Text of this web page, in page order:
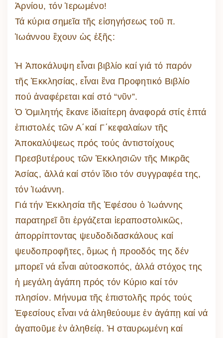
Ἀρνίου, τόν Ἱερωμένο!
Τά κύρια σημεῖα τῆς εἰσηγήσεως τοῦ π.
Ἰωάννου ἒχουν ὡς ἑξῆς:
Ἡ Ἀποκάλυψη εἶναι βιβλίο καί γιά τό παρόν
τῆς Ἐκκλησίας, εἶναι ἓνα Προφητικό Βιβλίο
πού ἀναφέρεται καί στό “νῦν”.
Ὁ Ὁμιλητής ἒκανε ἰδιαίτερη ἀναφορά στίς ἑπτά
ἐπιστολές τῶν Α΄καί Γ΄κεφαλαίων τῆς
Ἀποκαλύψεως πρός τούς ἀντιστοίχους
Πρεσβυτέρους τῶν Ἐκκλησιῶν τῆς Μικρᾶς
Ἀσίας, ἀλλά καί στόν ἲδιο τόν συγγραφέα της,
τόν Ἰωάννη.
Γιά τήν Ἐκκλησία τῆς Ἐφέσου ὁ Ἰωάννης
παρατηρεῖ ὃτι ἐργάζεται ἱεραποστολικῶς,
ἀπορρίπτοντας ψευδοδιδασκάλους καί
ψευδοπροφῆτες, ὃμως ἡ προοδός της δέν
μπορεῖ νά εἶναι αὐτοσκοπός, ἀλλά στόχος της
ἠ μεγάλη ἀγάπη πρός τόν Κύριο καί τόν
πλησίον. Μήνυμα τῆς ἐπιστολῆς πρός τούς
Ἐφεσίους εἶναι νά ἀληθεύουμε ἐν ἀγάπῃ καί νά
ἀγαποῦμε ἐν ἀληθείᾳ. Ἡ σταυρωμένη καί